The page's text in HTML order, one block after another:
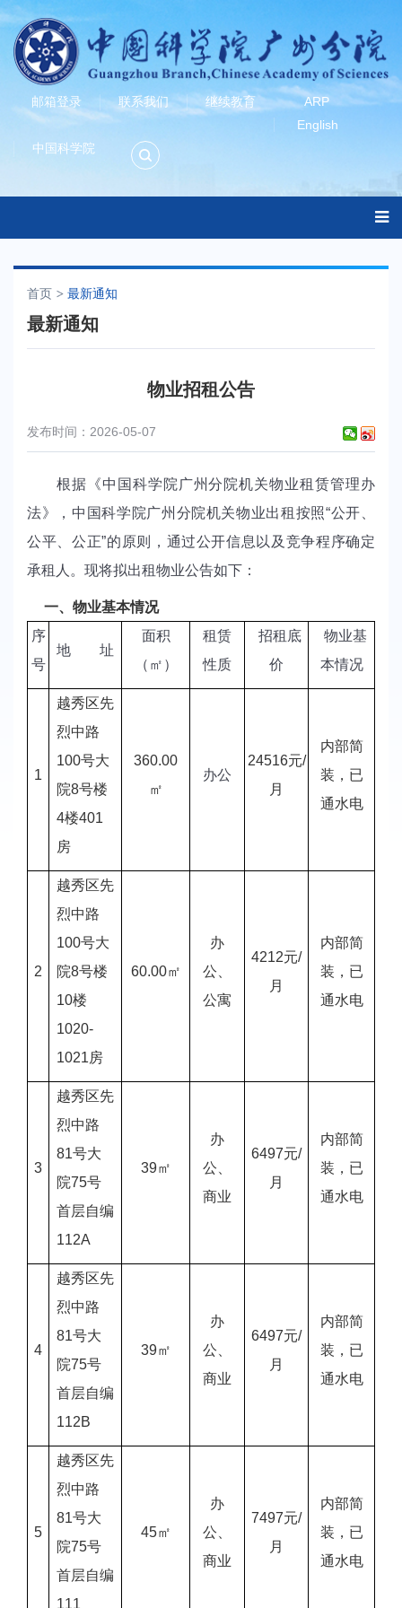
邮箱登录 联系我们 继续教育
ARP
English
中国科学院
首页 最新通知
最新通知
物业招租公告
发布时间：2026-05-07
根据《中国科学院广州分院机关物业租赁管理办
法》，中国科学院广州分院机关物业出租按照“公开、
公平、公正”的原则，通过公开信息以及竞争程序确定
承租人。现将拟出租物业公告如下：
一、 物业基本情况
序
号
地 址
面积
（㎡）
租赁
性质
招租底
价
物业基
本情况
1
越秀区先
烈中路
100号大
院8号楼
4楼401
房
360.00
㎡
办公
24516元/
月
内部简
装，已
通水电
2
越秀区先
烈中路
100号大
院8号楼
10楼
1020-
1021房
60.00㎡
办
公、
公寓
4212元/
月
内部简
装，已
通水电
3
越秀区先
烈中路
81号大
院75号
首层自编
112A
39㎡
办
公、
商业
6497元/
月
内部简
装，已
通水电
4
越秀区先
烈中路
81号大
院75号
首层自编
112B
39㎡
办
公、
商业
6497元/
月
内部简
装，已
通水电
5
越秀区先
烈中路
81号大
院75号
首层自编
111
45㎡
办
公、
商业
7497元/
月
内部简
装，已
通水电